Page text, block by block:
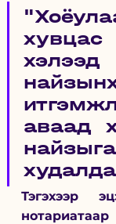
хэлээд
аваад
Тэгэхээр